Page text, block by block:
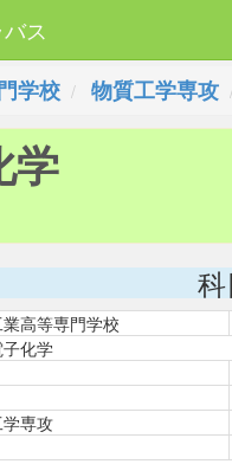
ス
学校 物質工学専攻
学
高等専門学校
化学
専攻